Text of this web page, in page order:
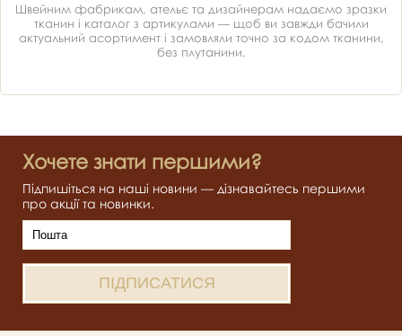
Швейним фабрикам, ательє та дизайнерам надаємо зразки
тканин і каталог з артикулами — щоб ви завжди бачили
актуальний асортимент і замовляли точно за кодом тканини,
без плутанини.
Хочете знати першими?
Підпишіться на наші новини — дізнавайтесь першими
про акції та новинки.